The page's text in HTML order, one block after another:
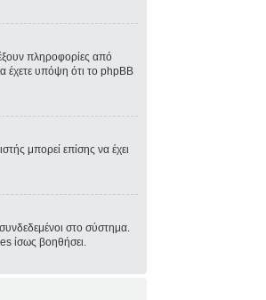
πληροφορίες από
έχετε υπόψη ότι το phpBB
μπορεί επίσης να έχει
στο σύστημα.
ίσως βοηθήσει.